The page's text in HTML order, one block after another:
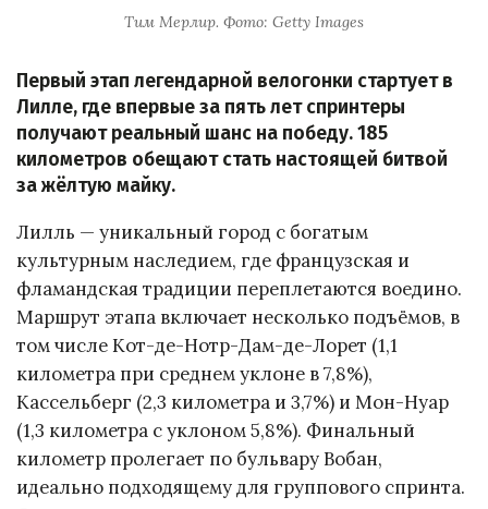
Тим Мерлир. Фото: Getty Images
Первый этап легендарной велогонки стартует в
Лилле, где впервые за пять лет спринтеры
получают реальный шанс на победу. 185
километров обещают стать настоящей битвой
за жёлтую майку.
Лилль — уникальный город с богатым
культурным наследием, где французская и
фламандская традиции переплетаются воедино.
Маршрут этапа включает несколько подъёмов, в
том числе Кот-де-Нотр-Дам-де-Лорет (1,1
километра при среднем уклоне в 7,8%),
Кассельберг (2,3 километра и 3,7%) и Мон-Нуар
(1,3 километра с уклоном 5,8%). Финальный
километр пролегает по бульвару Вобан,
идеально подходящему для группового спринта.